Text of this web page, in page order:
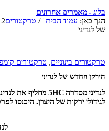
בלוג - מאמרים אחרונים
הנך כאן: עמוד הבית1
/ טרקטורים2
של לנדיני
טרקטורים בינוניים, טרקטורים
הירקן החדש של לנדיני
לגידולי ירקות של היצרן. היכנסו